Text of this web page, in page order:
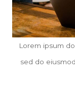
Lorem ipsum
sed do